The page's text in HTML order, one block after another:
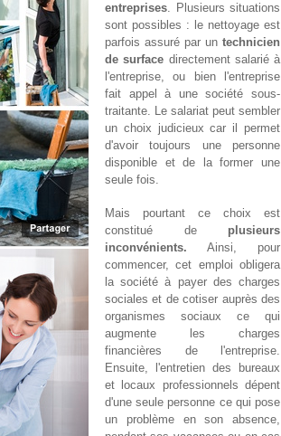
entreprises. Plusieurs situations
sont possibles : le nettoyage est
parfois assuré par un technicien
de surface directement salarié à
l'entreprise, ou bien l'entreprise
fait appel à une société sous-
traitante. Le salariat peut sembler
un choix judicieux car il permet
d'avoir toujours une personne
disponible et de la former une
seule fois.
Mais pourtant ce choix est
constitué de plusieurs
inconvénients. Ainsi, pour
commencer, cet emploi obligera
la société à payer des charges
sociales et de cotiser auprès des
organismes sociaux ce qui
augmente les charges
financières de l'entreprise.
Ensuite, l'entretien des bureaux
et locaux professionnels dépent
d'une seule personne ce qui pose
un problème en son absence,